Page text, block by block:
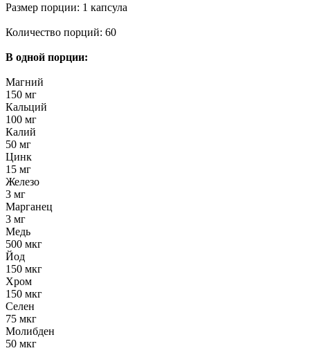
Размер порции: 1 капсула
Количество порций: 60
В одной порции:
Магний
150 мг
Кальций
100 мг
Калий
50 мг
Цинк
15 мг
Железо
3 мг
Марганец
3 мг
Медь
500 мкг
Йод
150 мкг
Хром
150 мкг
Селен
75 мкг
Молибден
50 мкг